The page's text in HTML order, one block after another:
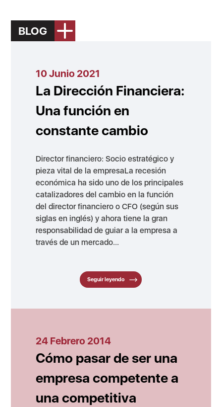
BLOG
10 Junio 2021
La Dirección Financiera:
Una función en
constante cambio
Director financiero: Socio estratégico y
pieza vital de la empresaLa recesión
económica ha sido uno de los principales
catalizadores del cambio en la función
del director financiero o CFO (según sus
siglas en inglés) y ahora tiene la gran
responsabilidad de guiar a la empresa a
través de un mercado...
Seguir leyendo
24 Febrero 2014
Cómo pasar de ser una
empresa competente a
una competitiva